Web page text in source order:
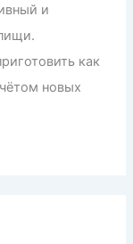
и
как
новых